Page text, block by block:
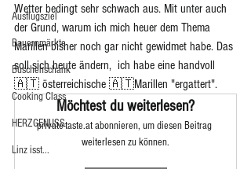
Ausflugsziel
Bauernmärkte
Buschenschank
Cooking Class
HERZGENUSS
Linz isst...
Wetter bedingt sehr schwach aus. Mit unter auch
der Grund, warum ich mich heuer dem Thema
Marillen bisher noch gar nicht gewidmet habe. Das
soll sich heute ändern,  ich habe eine handvoll
🇦🇹 österreichische 🇦🇹Marillen "ergattert".
Möchtest du weiterlesen?
private-taste.at abonnieren, um diesen Beitrag
weiterlesen zu können.